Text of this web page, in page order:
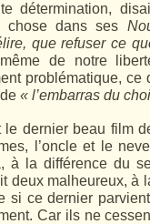
détermination,
chose dans ses
que refuser ce
de notre
problématique, ce
« l’embarras du
le dernier beau film
l’oncle et le
à la différence du
deux malheureux, à
si ce dernier
Car ils ne